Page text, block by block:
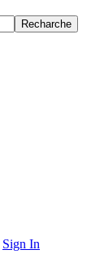
Sign In